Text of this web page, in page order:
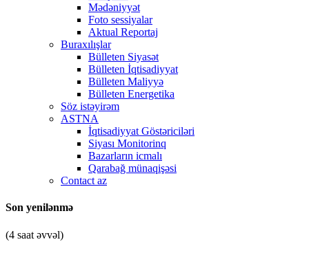
Mədəniyyət
Foto sessiyalar
Aktual Reportaj
Buraxılışlar
Bülleten Siyasət
Bülleten İqtisadiyyat
Bülleten Maliyyə
Bülleten Energetika
Söz istəyirəm
ASTNA
İqtisadiyyat Göstəriciləri
Siyası Monitorinq
Bazarların icmalı
Qarabağ münaqişəsi
Contact az
Son yenilənmə
(4 saat əvvəl)